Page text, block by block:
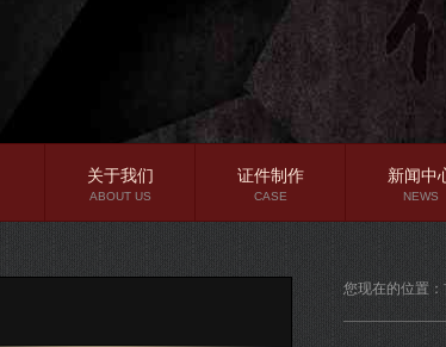
行业资
常见问
关于我们
ABOUT US
证件制作
CASE
新闻中
NEWS
您现在的位置：